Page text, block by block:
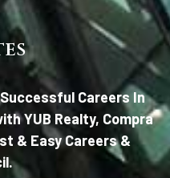
Careers In
YUB Realty, Compra
& Easy Careers &